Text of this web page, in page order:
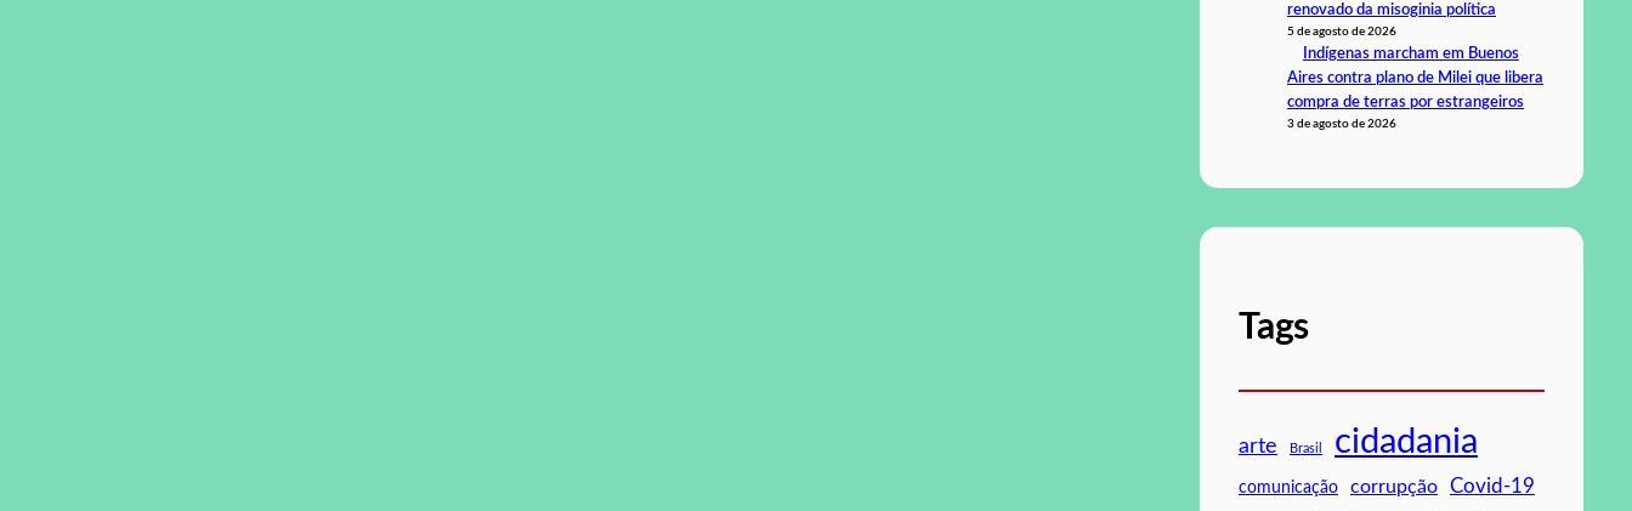
renovado da misoginia política
5 de agosto de 2026
Indígenas marcham em Buenos
Aires contra plano de Milei que libera
compra de terras por estrangeiros
3 de agosto de 2026
Tags
arte Brasil cidadania
comunicação corrupção Covid-19